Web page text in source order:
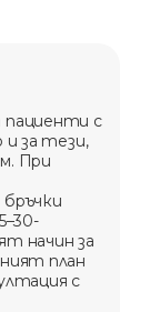
пациенти с
и за тези,
При
начин за
план
с